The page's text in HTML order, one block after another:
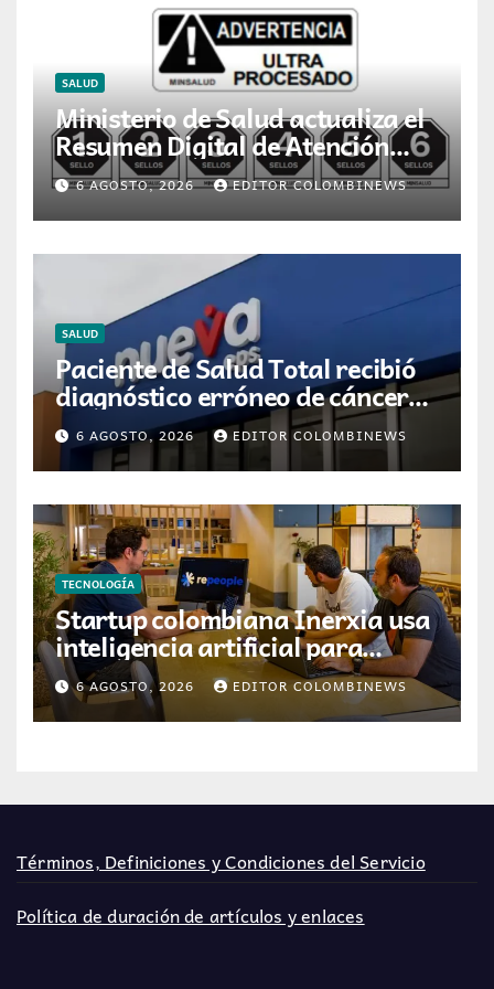
SALUD
Ministerio de Salud actualiza el
Resumen Digital de Atención
para la dispensación de
medicamentos en Colombia
6 AGOSTO, 2026 EDITOR COLOMBINEWS
SALUD
Paciente de Salud Total recibió
diagnóstico erróneo de cáncer
por resultados de otra persona
6 AGOSTO, 2026 EDITOR COLOMBINEWS
TECNOLOGÍA
Startup colombiana Inerxia usa
inteligencia artificial para
optimizar servicios de internet
6 AGOSTO, 2026 EDITOR COLOMBINEWS
Términos, Definiciones y Condiciones del Servicio
Política de duración de artículos y enlaces